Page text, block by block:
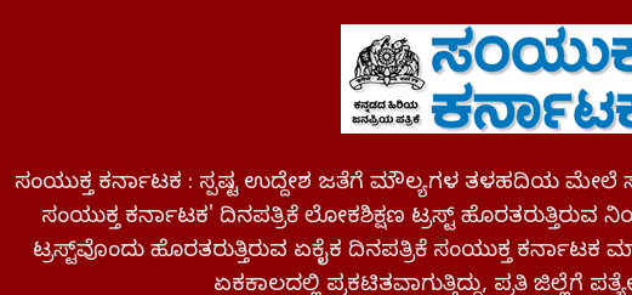
ಸಂಯುಕ್ತ ಕರ್ನಾಟಕ : ಸ್ಪಷ್ಟ ಉದ್ದೇಶ ಜತೆಗೆ ಮೌಲ್ಯಗಳ ತಳಹದಿಯ ಮೇಲೆ
ಸಂಯುಕ್ತ ಕರ್ನಾಟಕ' ದಿನಪತ್ರಿಕೆ ಲೋಕಶಿಕ್ಷಣ ಟ್ರಸ್ಟ್ ಹೊರತರುತ್ತಿರುವ
ಟ್ರಸ್ಟ್‌ವೊಂದು ಹೊರತರುತ್ತಿರುವ ಏಕೈಕ ದಿನಪತ್ರಿಕೆ ಸಂಯುಕ್ತ ಕರ್ನಾಟಕ
ಏಕಕಾಲದಲ್ಲಿ ಪ್ರಕಟಿತವಾಗುತ್ತಿದ್ದು, ಪ್ರತಿ ಜಿಲ್ಲೆಗೆ